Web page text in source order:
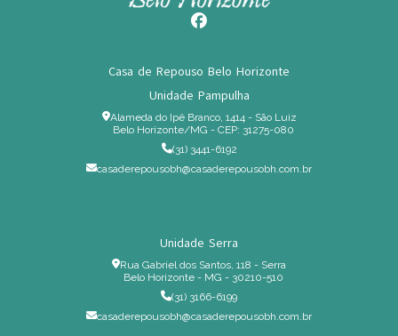
Casa de Repouso Belo Horizonte
Unidade Pampulha
Alameda do Ipê Branco, 1414 - São Luiz
Belo Horizonte/MG - CEP: 31275-080
(31) 3441-6192
casaderepousobh@casaderepousobh.com.br
Unidade Serra
Rua Gabriel dos Santos, 118 - Serra
Belo Horizonte - MG - 30210-510
(31) 3166-6199
casaderepousobh@casaderepousobh.com.br